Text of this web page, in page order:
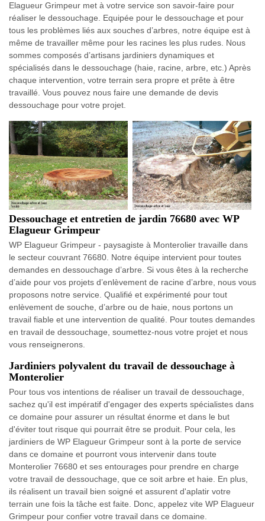
Elagueur Grimpeur met à votre service son savoir-faire pour
réaliser le dessouchage. Equipée pour le dessouchage et pour
tous les problèmes liés aux souches d’arbres, notre équipe est à
même de travailler même pour les racines les plus rudes. Nous
sommes composés d’artisans jardiniers dynamiques et
spécialisés dans le dessouchage (haie, racine, arbre, etc.) Après
chaque intervention, votre terrain sera propre et prête à être
travaillé. Vous pouvez nous faire une demande de devis
dessouchage pour votre projet.
Dessouchage et entretien de jardin 76680 avec WP
Elagueur Grimpeur
WP Elagueur Grimpeur - paysagiste à Monterolier travaille dans
le secteur couvrant 76680. Notre équipe intervient pour toutes
demandes en dessouchage d’arbre. Si vous êtes à la recherche
d’aide pour vos projets d’enlèvement de racine d’arbre, nous vous
proposons notre service. Qualifié et expérimenté pour tout
enlèvement de souche, d’arbre ou de haie, nous portons un
travail fiable et une intervention de qualité. Pour toutes demandes
en travail de dessouchage, soumettez-nous votre projet et nous
vous renseignerons.
Jardiniers polyvalent du travail de dessouchage à
Monterolier
Pour tous vos intentions de réaliser un travail de dessouchage,
sachez qu'il est impératif d'engager des experts spécialistes dans
ce domaine pour assurer un résultat énorme et dans le but
d'éviter tout risque qui pourrait être se produit. Pour cela, les
jardiniers de WP Elagueur Grimpeur sont à la porte de service
dans ce domaine et pourront vous intervenir dans toute
Monterolier 76680 et ses entourages pour prendre en charge
votre travail de dessouchage, que ce soit arbre et haie. En plus,
ils réalisent un travail bien soigné et assurent d'aplatir votre
terrain une fois la tâche est faite. Donc, appelez vite WP Elagueur
Grimpeur pour confier votre travail dans ce domaine.